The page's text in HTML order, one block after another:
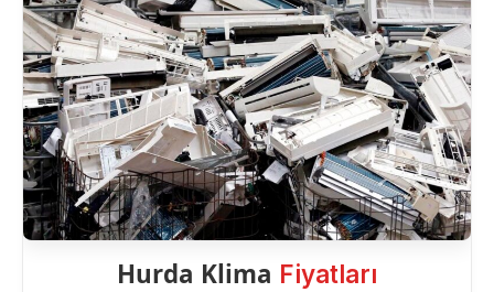
Hurda Klima Fiyatları